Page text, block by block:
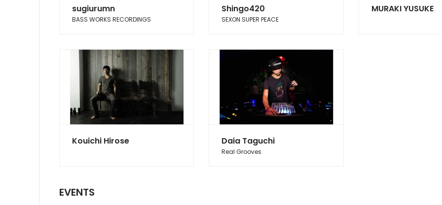
sugiurumn
BASS WORKS RECORDINGS
Shingo420
SEXON SUPER PEACE
MURAKI YUSUKE
Kouichi Hirose Daia Taguchi
Real Grooves
EVENTS